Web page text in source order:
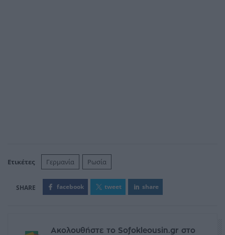
Ετικέτες Γερμανία Ρωσία
facebook tweet share
Ακολουθήστε το Sofokleousin.gr στο